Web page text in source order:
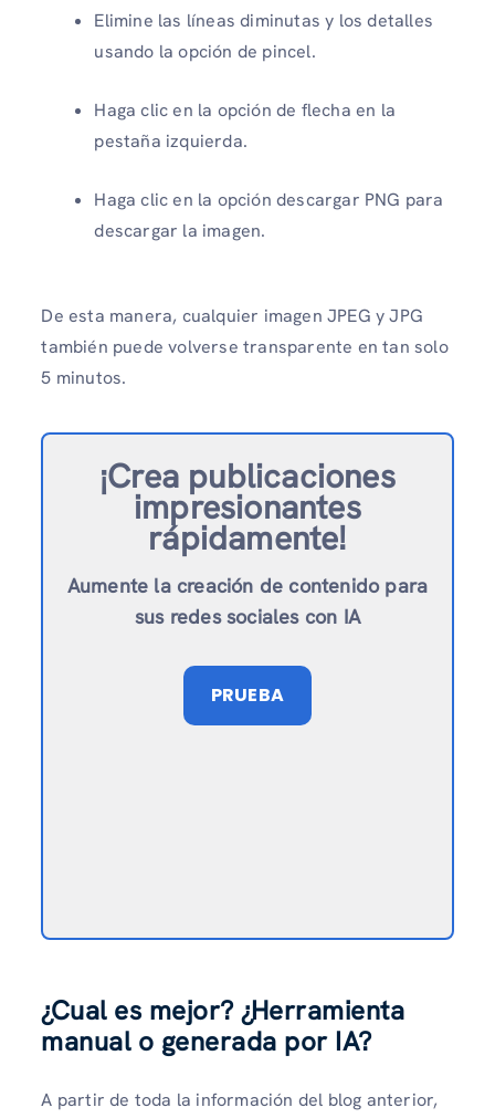
Elimine las líneas diminutas y los detalles
usando la opción de pincel.
Haga clic en la opción de flecha en la
pestaña izquierda.
Haga clic en la opción descargar PNG para
descargar la imagen.
De esta manera, cualquier imagen JPEG y JPG
también puede volverse transparente en tan solo
5 minutos.
¡Crea publicaciones
impresionantes
rápidamente!
Aumente la creación de contenido para
sus redes sociales con IA
PRUEBA
¿Cual es mejor? ¿Herramienta
manual o generada por IA?
A partir de toda la información del blog anterior,